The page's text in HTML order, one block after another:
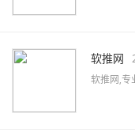
新的服装
软推网
软推网,专